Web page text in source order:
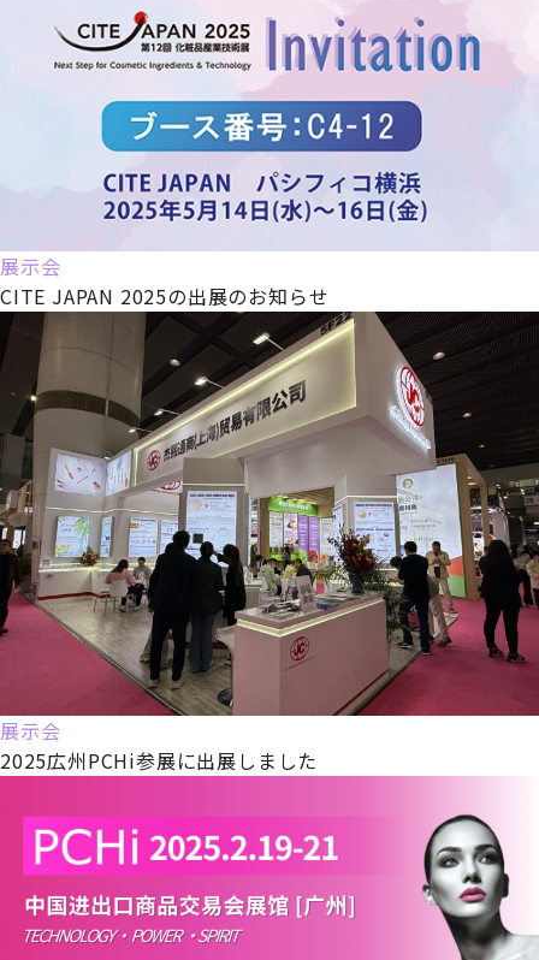
展示会
CITE JAPAN 2025の出展のお知らせ
展示会
2025広州PCHi参展に出展しました